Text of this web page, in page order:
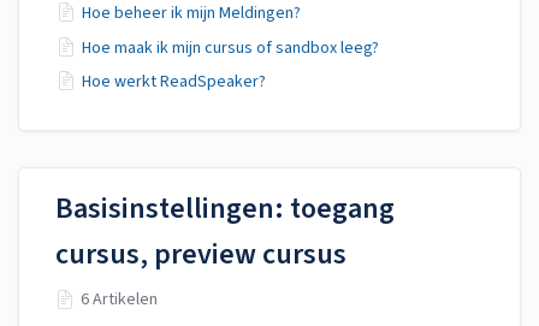
Hoe beheer ik mijn Meldingen?
Hoe maak ik mijn cursus of sandbox leeg?
Hoe werkt ReadSpeaker?
Basisinstellingen: toegang
cursus, preview cursus
6 Artikelen